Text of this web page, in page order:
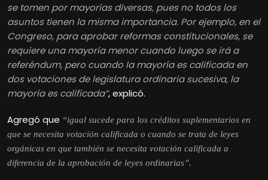
se tomen por mayorías diversas, pues no todos los
asuntos tienen la misma importancia. Por ejemplo, en el
Congreso, para aprobar reformas constitucionales, se
requiere una mayoría menor cuando luego se irá a
referéndum, pero cuando la mayoría es calificada en
dos votaciones de legislatura ordinaria sucesiva, la
mayoría es calificada”, explicó.
Agregó que “igual sucede para los créditos suplementarios en
que se necesita votación calificada o cuando se trata de leyes
orgánicas en que también se necesita votación calificada a
diferencia de la aprobación de leyes ordinarias”.